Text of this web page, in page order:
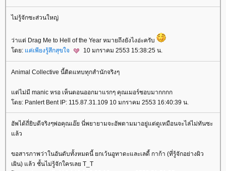
ไม่รู้จักซะส่วนใหญ่
ว่าแต่ Drag Me to Hell of the Year หมายถึงยังไงอ่ะครับ
ดย: ค่เพียงรู้สึกสุขใจ 10 มกราคม 2553 15:38:25 น.
Animal Collective นี้ติดแทบทุกสำนักจริงๆ
ต่ไม่มี manic หรอ เห็นตอนออกมาแรกๆ คุณเมอร์ชอบมากกกก
ดย: Panlert Bent IP: 115.87.31.109 10 มกราคม 2553 16:40:39 น.
อัพได้ถี่ยิบดีจริงๆพ่อคุณเอ๊ย นี่พยายามจะอัพตามมาอยู่แต่ดูเหมือนจะไล่ไม่ทันซะ
ล้ว
ขอสารภาพว่าในอันดับทั้งหมดนี้ ยกเว้นอูทาดะและเลดี้ กาก้า (ที่รู้จักอย่างผิว
เผิน) แล้ว ชั้นไม่รู้จักใครเลย T_T